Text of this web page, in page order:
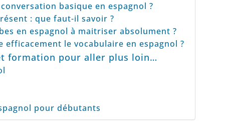
basique en espagnol ?
: que faut-il savoir ?
en espagnol à maitriser absolument ?
efficacement le vocabulaire en espagnol ?
formation pour aller plus loin…
pour débutants